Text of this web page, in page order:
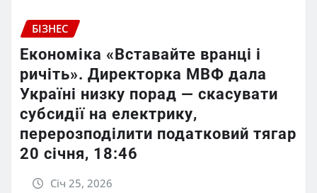
БІЗНЕС
Економіка «Вставайте вранці і
ричіть». Директорка МВФ дала
Україні низку порад — скасувати
субсидії на електрику,
перерозподілити податковий тягар
20 січня, 18:46
Січ 25, 2026